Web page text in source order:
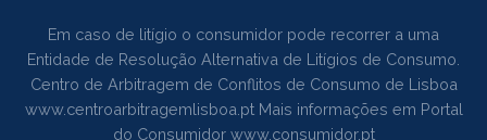
Em caso de litígio o consumidor pode recorrer a uma
Entidade de Resolução Alternativa de Litígios de Consumo.
Centro de Arbitragem de Conflitos de Consumo de Lisboa
www.centroarbitragemlisboa.ptMais informações em Portal
do Consumidor www.consumidor.pt